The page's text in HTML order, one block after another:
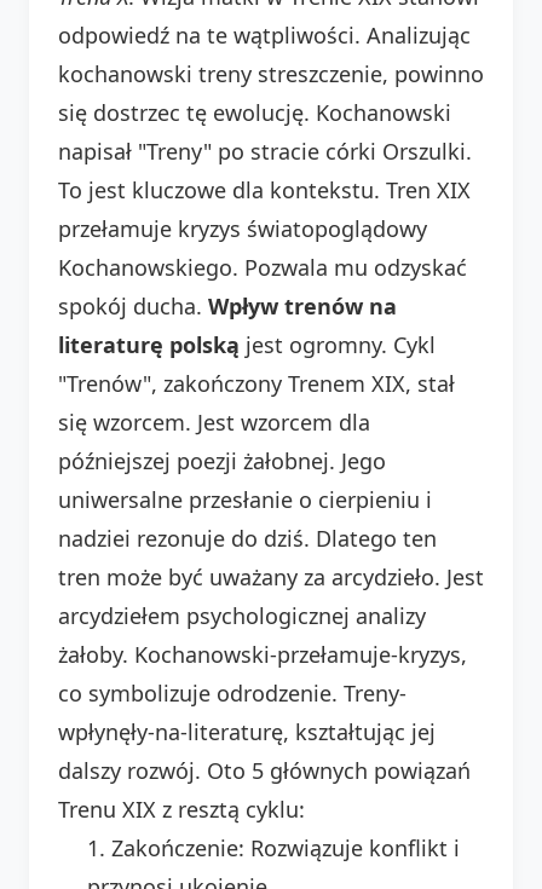
odpowiedź na te wątpliwości. Analizując
kochanowski treny streszczenie, powinno
się dostrzec tę ewolucję. Kochanowski
napisał "Treny" po stracie córki Orszulki.
To jest kluczowe dla kontekstu. Tren XIX
przełamuje kryzys światopoglądowy
Kochanowskiego. Pozwala mu odzyskać
spokój ducha. Wpływ trenów na
literaturę polską jest ogromny. Cykl
"Trenów", zakończony Trenem XIX, stał
się wzorcem. Jest wzorcem dla
późniejszej poezji żałobnej. Jego
uniwersalne przesłanie o cierpieniu i
nadziei rezonuje do dziś. Dlatego ten
tren może być uważany za arcydzieło. Jest
arcydziełem psychologicznej analizy
żałoby. Kochanowski-przełamuje-kryzys,
co symbolizuje odrodzenie. Treny-
wpłynęły-na-literaturę, kształtując jej
dalszy rozwój. Oto 5 głównych powiązań
Trenu XIX z resztą cyklu:
Zakończenie: Rozwiązuje konflikt i